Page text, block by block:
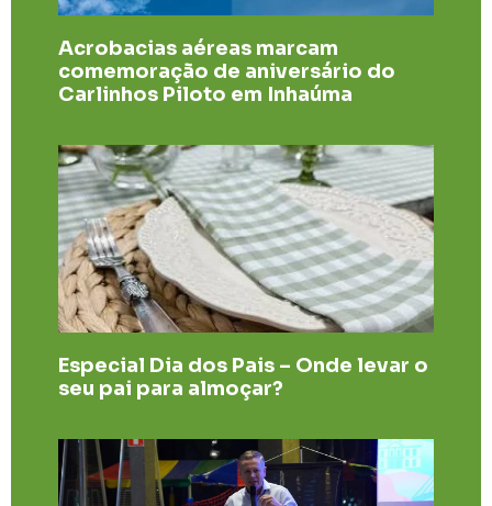
Acrobacias aéreas marcam
comemoração de aniversário do
Carlinhos Piloto em Inhaúma
Especial Dia dos Pais – Onde levar o
seu pai para almoçar?